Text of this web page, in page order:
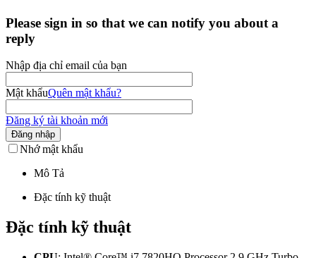
Please sign in so that we can notify you about a
reply
Nhập địa chỉ email của bạn
Mật khẩuQuên mật khẩu?
Đăng ký tài khoản mới
Đăng nhập
Nhớ mật khẩu
Mô Tả
Đặc tính kỹ thuật
Đặc tính kỹ thuật